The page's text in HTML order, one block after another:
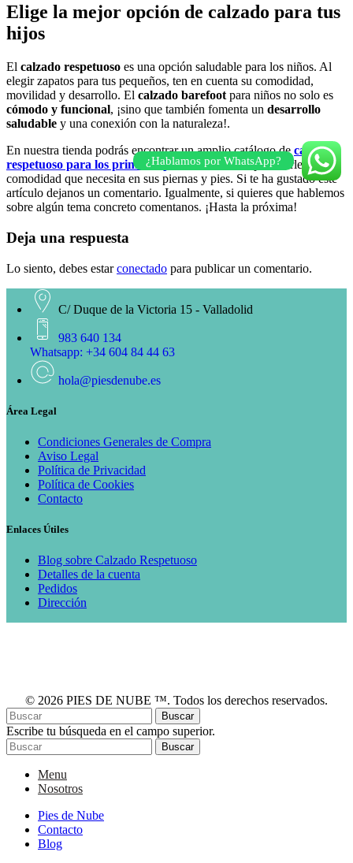
Elige la mejor opción de calzado para tus
hijos
El calzado respetuoso es una opción saludable para los niños. Al
elegir zapatos para tus pequeños, ten en cuenta su comodidad,
movilidad y desarrollo. El calzado barefoot para niños no solo es
cómodo y funcional, ¡sino que también fomenta un desarrollo
saludable y una conexión con la naturaleza!.
En nuestra tienda podrás encontrar un amplio catálogo decalzado
respetuoso para los primeros pasos de tu bebépara darle la
comodidad que necesita en sus piernas y pies. Si te ha gustado este
artículo dejanos un comentario. Igualmente, si quieres que hablemos
sobre algún tema concreto comentanos. ¡Hasta la próxima!
Deja una respuesta
Lo siento, debes estarconectado para publicar un comentario.
C/ Duque de la Victoria 15 - Valladolid
983 640 134
Whatsapp: +34 604 84 44 63
hola@piesdenube.es
Área Legal
Condiciones Generales de Compra
Aviso Legal
Política de Privacidad
Política de Cookies
Contacto
Enlaces Útiles
Blog sobre Calzado Respetuoso
Detalles de la cuenta
Pedidos
Dirección
© 2026 PIES DE NUBE ™. Todos los derechos reservados.
Buscar
Escribe tu búsqueda en el campo superior.
Buscar
Menu
Nosotros
Pies de Nube
Contacto
Blog
¿Hablamos por WhatsApp?